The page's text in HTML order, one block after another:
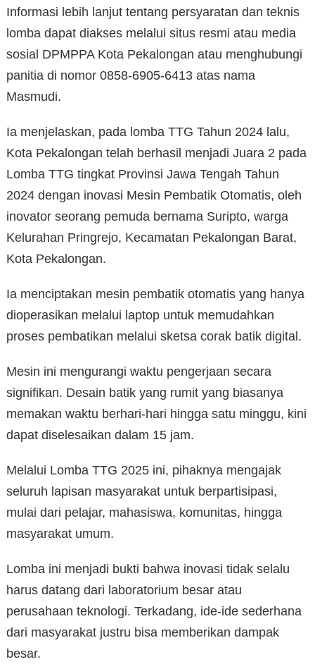
Informasi lebih lanjut tentang persyaratan dan teknis
lomba dapat diakses melalui situs resmi atau media
sosial DPMPPA Kota Pekalongan atau menghubungi
panitia di nomor 0858-6905-6413 atas nama
Masmudi.
Ia menjelaskan, pada lomba TTG Tahun 2024 lalu,
Kota Pekalongan telah berhasil menjadi Juara 2 pada
Lomba TTG tingkat Provinsi Jawa Tengah Tahun
2024 dengan inovasi Mesin Pembatik Otomatis, oleh
inovator seorang pemuda bernama Suripto, warga
Kelurahan Pringrejo, Kecamatan Pekalongan Barat,
Kota Pekalongan.
Ia menciptakan mesin pembatik otomatis yang hanya
dioperasikan melalui laptop untuk memudahkan
proses pembatikan melalui sketsa corak batik digital.
Mesin ini mengurangi waktu pengerjaan secara
signifikan. Desain batik yang rumit yang biasanya
memakan waktu berhari-hari hingga satu minggu, kini
dapat diselesaikan dalam 15 jam.
Melalui Lomba TTG 2025 ini, pihaknya mengajak
seluruh lapisan masyarakat untuk berpartisipasi,
mulai dari pelajar, mahasiswa, komunitas, hingga
masyarakat umum.
Lomba ini menjadi bukti bahwa inovasi tidak selalu
harus datang dari laboratorium besar atau
perusahaan teknologi. Terkadang, ide-ide sederhana
dari masyarakat justru bisa memberikan dampak
besar.